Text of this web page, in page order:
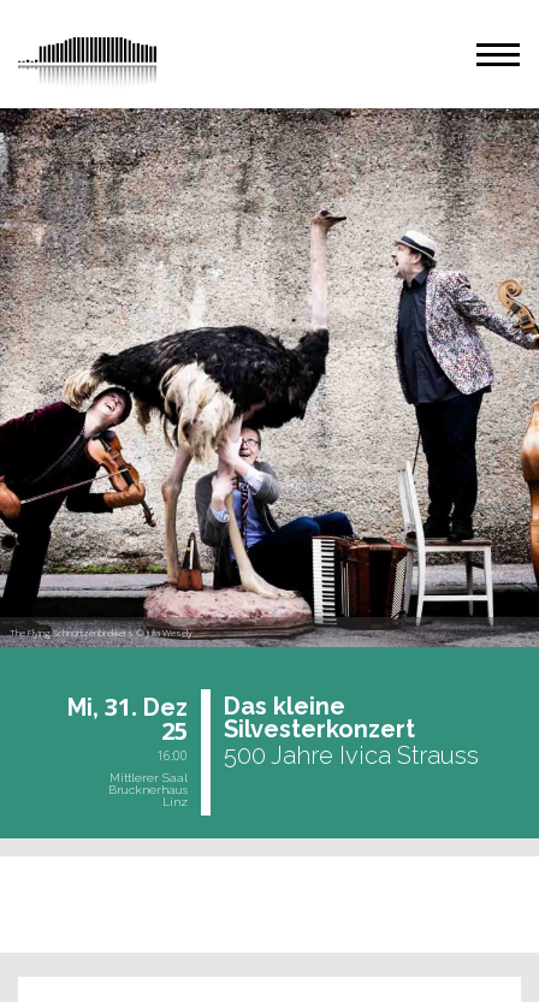
The Flying Schnörtzenbrekkers © Julia Wesely
Mi, 31. Dez
25
16:00
Mittlerer Saal
Brucknerhaus
Linz
Das klei­ne
Sil­ves­ter­kon­zert
500 Jahre Ivica Strauss